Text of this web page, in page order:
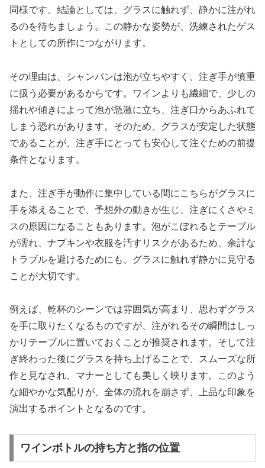
同様です。結論としては、グラスに触れず、静かに注がれ
るのを待ちましょう。この静かな姿勢が、洗練されたゲス
トとしての所作につながります。
その理由は、シャンパンは泡が立ちやすく、注ぎ手が慎重
に扱う必要があるからです。ワインよりも繊細で、少しの
揺れや傾きによって泡が急激に立ち、注ぎ口からあふれて
しまう恐れがあります。そのため、グラスが安定した状態
であることが、注ぎ手にとっても安心して注ぐための前提
条件となります。
また、注ぎ手が動作に集中している間にこちらがグラスに
手を添えることで、予想外の動きが生じ、注ぎにくさやミ
スの原因になることもあります。泡がこぼれるとテーブル
が濡れ、ナプキンや衣服を汚すリスクがあるため、余計な
トラブルを避けるためにも、グラスに触れず静かに見守る
ことが大切です。
例えば、乾杯のシーンでは雰囲気が高まり、思わずグラス
を手に取りたくなるものですが、注がれるその瞬間はしっ
かりテーブルに置いておくことが推奨されます。そして注
ぎ終わった後にグラスを持ち上げることで、スムーズな所
作と見なされ、マナーとしても美しく映ります。このよう
な細やかな気配りが、全体の流れを崩さず、上品な印象を
演出するポイントとなるのです。
ワインボトルの持ち方と指の位置